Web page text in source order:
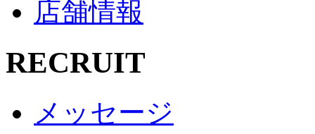
店舗情報
RECRUIT
メッセージ